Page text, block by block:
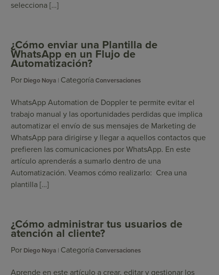
selecciona […]
¿Cómo enviar una Plantilla de
WhatsApp en un Flujo de
Automatización?
Por Diego Noya Categoría Conversaciones
WhatsApp Automation de Doppler te permite evitar el
trabajo manual y las oportunidades perdidas que implica
automatizar el envío de sus mensajes de Marketing de
WhatsApp para dirigirse y llegar a aquellos contactos que
prefieren las comunicaciones por WhatsApp. En este
artículo aprenderás a sumarlo dentro de una
Automatización. Veamos cómo realizarlo: Crea una
plantilla […]
¿Cómo administrar tus usuarios de
atención al cliente?
Por Diego Noya Categoría Conversaciones
Aprende en este artículo a crear, editar y gestionar los